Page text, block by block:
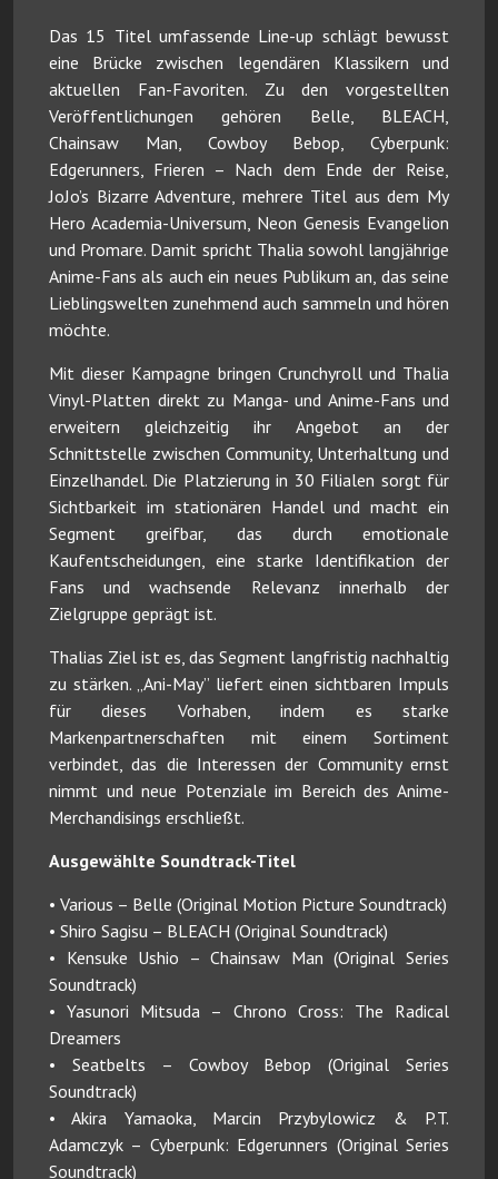
Das 15 Titel umfassende Line-up schlägt bewusst
eine Brücke zwischen legendären Klassikern und
aktuellen Fan-Favoriten. Zu den vorgestellten
Veröffentlichungen gehören Belle, BLEACH,
Chainsaw Man, Cowboy Bebop, Cyberpunk:
Edgerunners, Frieren – Nach dem Ende der Reise,
JoJo’s Bizarre Adventure, mehrere Titel aus dem My
Hero Academia-Universum, Neon Genesis Evangelion
und Promare. Damit spricht Thalia sowohl langjährige
Anime-Fans als auch ein neues Publikum an, das seine
Lieblingswelten zunehmend auch sammeln und hören
möchte.
Mit dieser Kampagne bringen Crunchyroll und Thalia
Vinyl-Platten direkt zu Manga- und Anime-Fans und
erweitern gleichzeitig ihr Angebot an der
Schnittstelle zwischen Community, Unterhaltung und
Einzelhandel. Die Platzierung in 30 Filialen sorgt für
Sichtbarkeit im stationären Handel und macht ein
Segment greifbar, das durch emotionale
Kaufentscheidungen, eine starke Identifikation der
Fans und wachsende Relevanz innerhalb der
Zielgruppe geprägt ist.
Thalias Ziel ist es, das Segment langfristig nachhaltig
zu stärken. „Ani-May” liefert einen sichtbaren Impuls
für dieses Vorhaben, indem es starke
Markenpartnerschaften mit einem Sortiment
verbindet, das die Interessen der Community ernst
nimmt und neue Potenziale im Bereich des Anime-
Merchandisings erschließt.
Ausgewählte Soundtrack-Titel
• Various – Belle (Original Motion Picture Soundtrack)
• Shiro Sagisu – BLEACH (Original Soundtrack)
• Kensuke Ushio – Chainsaw Man (Original Series
Soundtrack)
• Yasunori Mitsuda – Chrono Cross: The Radical
Dreamers
• Seatbelts – Cowboy Bebop (Original Series
Soundtrack)
• Akira Yamaoka, Marcin Przybylowicz & P.T.
Adamczyk – Cyberpunk: Edgerunners (Original Series
Soundtrack)